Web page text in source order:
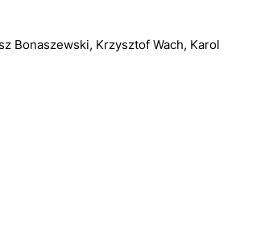
Bonaszewski, Krzysztof Wach, Karol